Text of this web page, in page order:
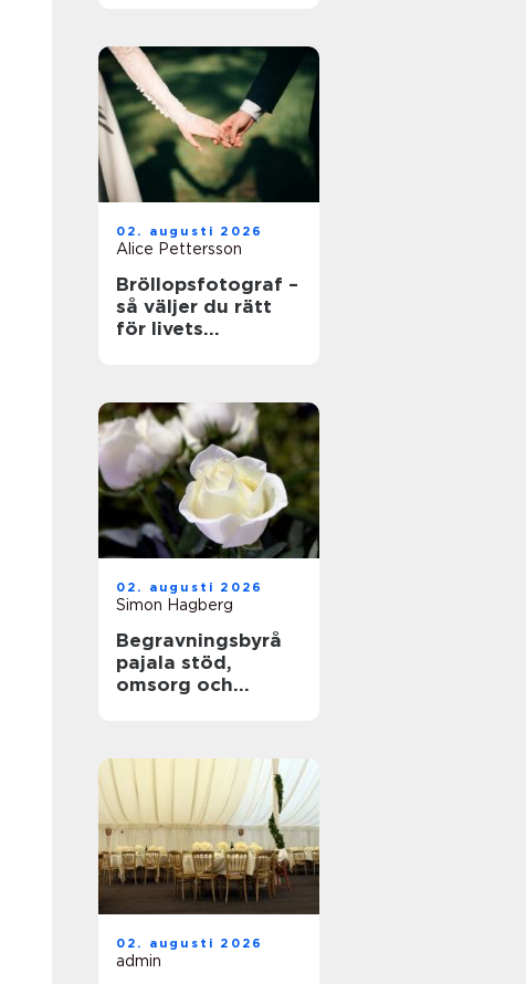
02. augusti 2026
Alice Pettersson
Bröllopsfotograf –
så väljer du rätt
för livets
02. augusti 2026
Simon Hagberg
Begravningsbyrå
pajala stöd,
omsorg och
02. augusti 2026
admin